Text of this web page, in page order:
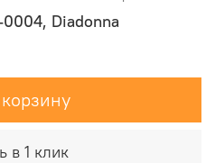
Diadonna
в 1 клик